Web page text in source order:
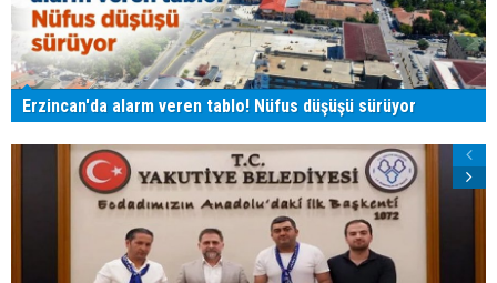
Erzincan'da alarm veren tablo! Nüfus düşüşü sürüyor